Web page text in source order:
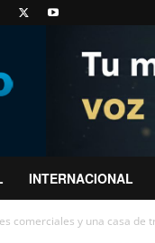
INTERNACIONAL
comerciales y una casa de